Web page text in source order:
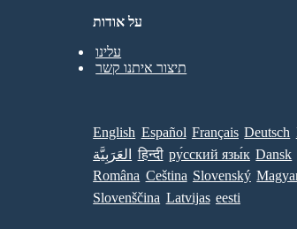
על אודות
עלינו
תיצור איתנו קשר
English Español Français Deutsch
العَرَبِيَّة
हिन्दी ру́сский язы́к Dansk
Româna Ceština Slovenský
Slovenščina Latvijas eesti